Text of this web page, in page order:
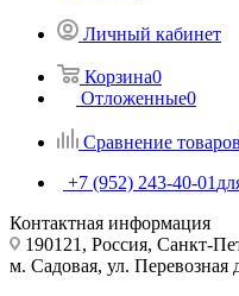
Личный кабинет
Корзина0
Отложенные0
Сравнение товаров
+7 (952) 243-40-01
Контактная информация
190121, Россия, Санкт-
м. Садовая, ул. Перевозная